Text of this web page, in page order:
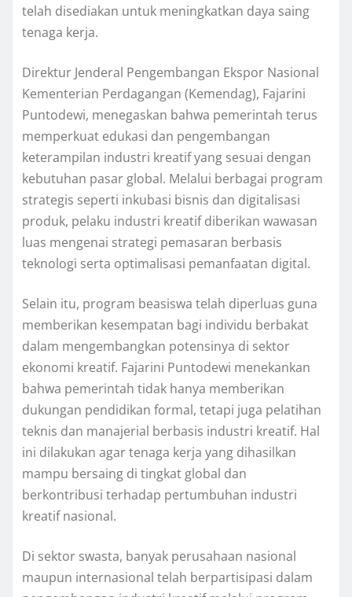
telah disediakan untuk meningkatkan daya saing
tenaga kerja.
Direktur Jenderal Pengembangan Ekspor Nasional
Kementerian Perdagangan (Kemendag), Fajarini
Puntodewi, menegaskan bahwa pemerintah terus
memperkuat edukasi dan pengembangan
keterampilan industri kreatif yang sesuai dengan
kebutuhan pasar global. Melalui berbagai program
strategis seperti inkubasi bisnis dan digitalisasi
produk, pelaku industri kreatif diberikan wawasan
luas mengenai strategi pemasaran berbasis
teknologi serta optimalisasi pemanfaatan digital.
Selain itu, program beasiswa telah diperluas guna
memberikan kesempatan bagi individu berbakat
dalam mengembangkan potensinya di sektor
ekonomi kreatif. Fajarini Puntodewi menekankan
bahwa pemerintah tidak hanya memberikan
dukungan pendidikan formal, tetapi juga pelatihan
teknis dan manajerial berbasis industri kreatif. Hal
ini dilakukan agar tenaga kerja yang dihasilkan
mampu bersaing di tingkat global dan
berkontribusi terhadap pertumbuhan industri
kreatif nasional.
Di sektor swasta, banyak perusahaan nasional
maupun internasional telah berpartisipasi dalam